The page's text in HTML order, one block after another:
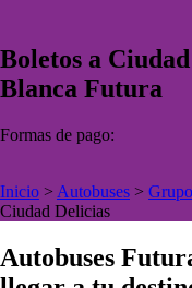
Boletos a
Blanca Futura
Formas de pago:
Inicio > Autobuses >
Ciudad Delicias
Autobuses